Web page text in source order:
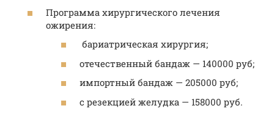
Программа хирургического лечения
ожирения:
бариатрическая хирургия;
отечественный бандаж — 140000 руб;
импортный бандаж — 205000 руб;
с резекцией желудка — 158000 руб.